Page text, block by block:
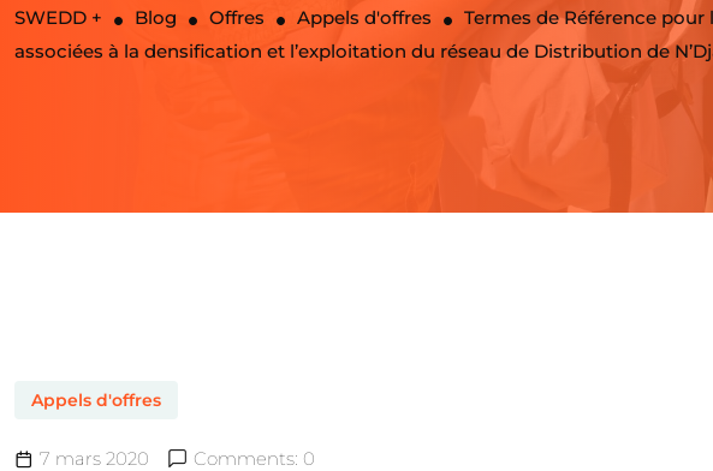
SWEDD + Blog Offres Appels d'offres
Termes de Référence
associées à la densification et l’exploitation du réseau de Distribution de
Appels d'offres
7 mars 2020 Comments: 0